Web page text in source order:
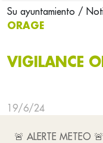
Su ayuntamiento /
ORAGE
VIGILANCE
19/6/24
🚨 ALERTE METEO 🚨